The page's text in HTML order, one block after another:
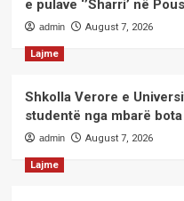
e pulave ‘’Sharri’ në
admin August 7, 2026
Lajme
Shkolla Verore e
studentë nga mbarë bota
admin August 7, 2026
Lajme